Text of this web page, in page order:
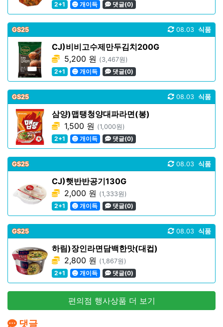
2+1
개이득 댓글(0)
GS25 식품
08.03
CJ)비비고수제만두김치200G
5,200 원 (3,467원)
2+1
개이득 댓글(0)
GS25 식품
08.03
삼양)맵탱청양대파라면(봉)
1,500 원 (1,000원)
2+1
개이득 댓글(0)
GS25 식품
08.03
CJ)햇반반공기130G
2,000 원 (1,333원)
2+1
개이득 댓글(0)
GS25 식품
08.03
하림)장인라면담백한맛(대컵)
2,800 원 (1,867원)
2+1
개이득 댓글(0)
편의점 행사상품 더 보기
댓글